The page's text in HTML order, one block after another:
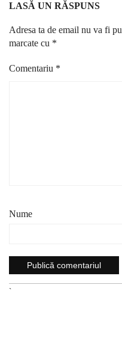
LASĂ UN RĂSPUNS
Adresa ta de email nu va fi
marcate cu *
Comentariu *
Nume
`